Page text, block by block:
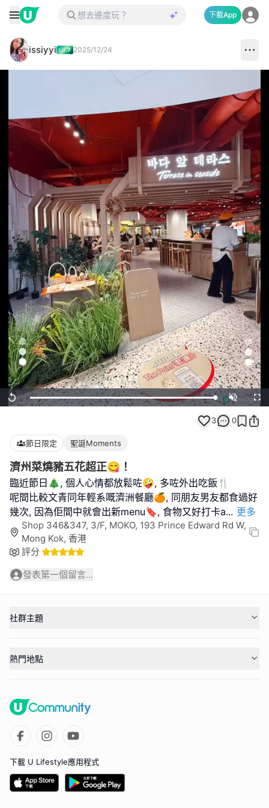
下載App
issiyyi 2025/12/24
Replay Loaded:
100.00%
Unmute
3 0
節日限定 聖誕Moments
濟州菜燒豬五花超正😋！
臨近節日🎄, 個人心情都放鬆咗🤪, 多咗外出吃飯🍴
呢間比較文青同年輕系嘅濟洲餐廳🍊, 同朋友男友都食過好
幾次, 因為佢間中就會出新menu🔖, 食物又好打卡a... 更多
Shop 346&347, 3/F, MOKO, 193 Prince Edward Rd W,
Mong Kok, 香港
評分
發表第一個留言...
社群主題
熱門地點
下載 U Lifestyle應用程式